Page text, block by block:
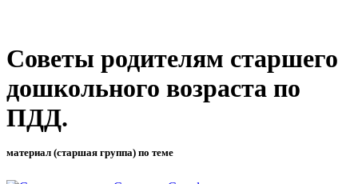
Советы родителям старшего
дошкольного возраста по
ПДД.
материал (старшая группа) по теме